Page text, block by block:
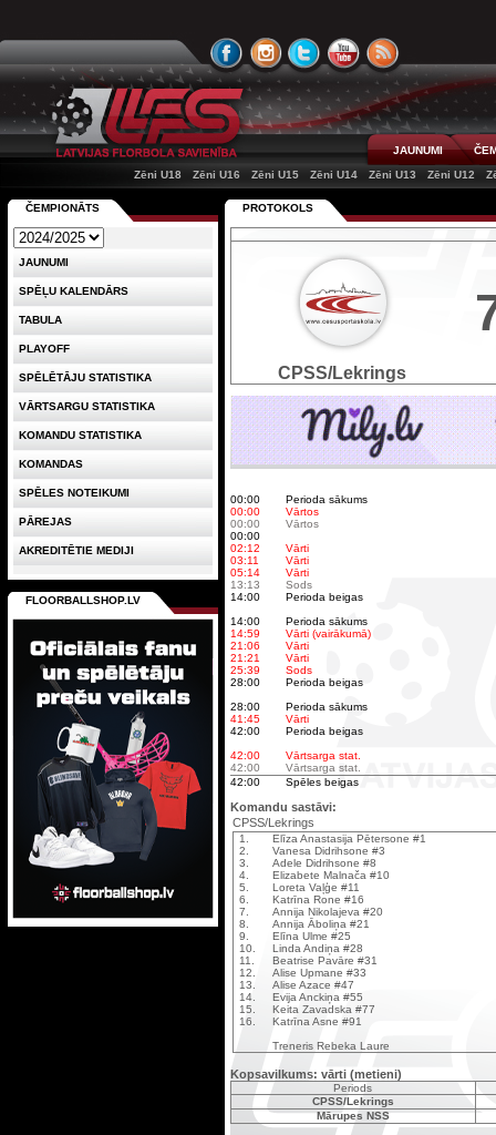
JAUNUMI
Zēni U18
Zēni U16 Zēni U15 Zēni U14 Zēni U13 Zēni U12
PROTOKOLS
CPSS/Lekrings
00:00
Perioda sākums
00:00
Vārtos
00:00
Vārtos
00:00
02:12
Vārti
03:11
Vārti
05:14
Vārti
13:13
Sods
14:00
Perioda beigas
14:00
Perioda sākums
14:59
Vārti (vairākumā)
21:06
Vārti
21:21
Vārti
25:39
Sods
28:00
Perioda beigas
28:00
Perioda sākums
41:45
Vārti
42:00
Perioda beigas
42:00
Vārtsarga stat.
42:00
Vārtsarga stat.
42:00
Spēles beigas
Komandu sastāvi:
CPSS/Lekrings
1.
Elīza Anastasija Pētersone #1
2.
Vanesa Didrihsone #3
3.
Adele Didrihsone #8
4.
Elizabete Malnača #10
5.
Loreta Vaļģe #11
6.
Katrīna Rone #16
7.
Annija Nikolajeva #20
8.
Annija Āboliņa #21
9.
Elīna Ulme #25
10.
Linda Andiņa #28
11.
Beatrise Pavāre #31
12.
Alise Upmane #33
13.
Alise Azace #47
14.
Evija Anckiņa #55
15.
Keita Zavadska #77
16.
Katrīna Asne #91
Treneris Rebeka Laure
Kopsavilkums: vārti (metieni)
Periods
CPSS/Lekrings
Mārupes NSS
ČEMPIONĀTS
JAUNUMI
SPĒĻU KALENDĀRS
TABULA
PLAYOFF
SPĒLĒTĀJU STATISTIKA
VĀRTSARGU STATISTIKA
KOMANDU STATISTIKA
KOMANDAS
SPĒLES NOTEIKUMI
PĀREJAS
AKREDITĒTIE MEDIJI
FLOORBALLSHOP.LV